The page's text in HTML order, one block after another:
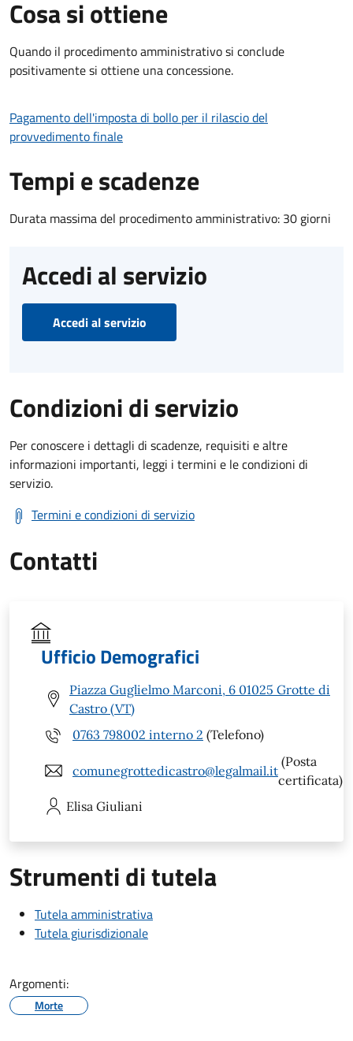
Cosa si ottiene
Quando il procedimento amministrativo si conclude
positivamente si ottiene una concessione.
Pagamento dell'imposta di bollo per il rilascio del
provvedimento finale
Tempi e scadenze
Durata massima del procedimento amministrativo: 30 giorni
Accedi al servizio
Accedi al servizio
Condizioni di servizio
Per conoscere i dettagli di scadenze, requisiti e altre
informazioni importanti, leggi i termini e le condizioni di
servizio.
Termini e condizioni di servizio
Contatti
Ufficio Demografici
Piazza Guglielmo Marconi, 6 01025 Grotte di
Castro (VT)
0763 798002 interno 2 (Telefono)
comunegrottedicastro@legalmail.it
(Posta
certificata)
Elisa Giuliani
Strumenti di tutela
Tutela amministrativa
Tutela giurisdizionale
Argomenti:
Morte